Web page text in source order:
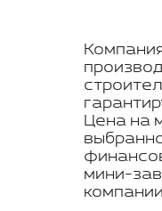
Цена на
мини-